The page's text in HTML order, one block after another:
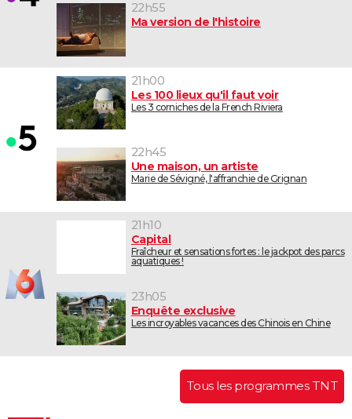
22h55
Ma version de l'histoire
21h00
Les 100 lieux qu'il faut voir
Les 3 corniches de la French Riviera
22h45
Une maison, un artiste
Marie de Sévigné, l'affranchie de Grignan
21h10
Capital
Fraîcheur et sensations fortes : le jackpot des parcs
aquatiques !
23h05
Enquête exclusive
Les incroyables vacances des Chinois en Chine
Tous les programmes TNT